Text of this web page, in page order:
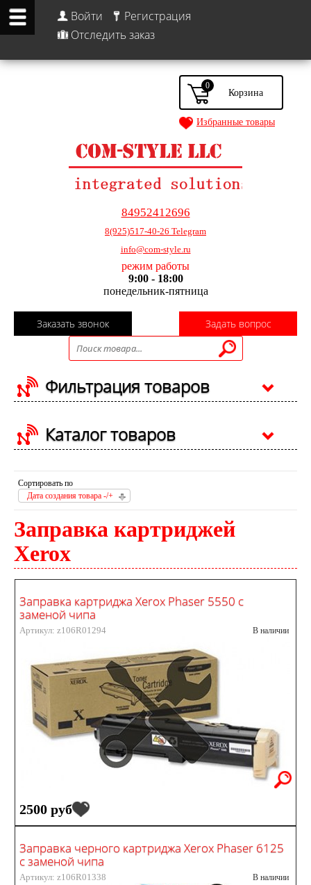
Войти
Регистрация
Отследить заказ
84952412696
8(925)517-40-26 Telegram
info@com-style.ru
режим работы
9:00 - 18:00
понедельник-пятница
Заказать звонок Задать вопрос
0
Избранные товары
Фильтрация товаров
Каталог товаров
Сортировать по
Дата создания товара -/+
Заправка картриджей
Xerox
Заправка картриджа Xerox Phaser 5550 с
заменой чипа
Артикул: z106R01294 В наличии
2500 руб
Заправка черного картриджа Xerox Phaser 6125
с заменой чипа
Артикул: z106R01338 В наличии